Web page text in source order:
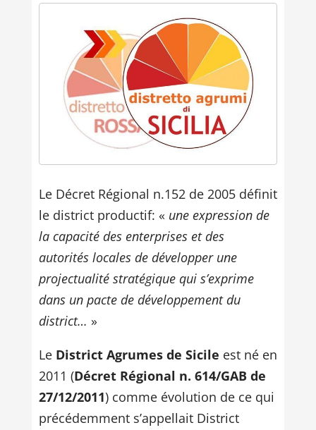
Le Décret Régional n.152 de 2005 définit
le district productif: « une expression de
la capacité des enterprises et des
autorités locales de développer une
projectualité stratégique qui s’exprime
dans un pacte de développement du
district… »
Le District Agrumes de Sicile est né en
2011 (Décret Régional n. 614/GAB de
27/12/2011) comme évolution de ce qui
précédemment s’appellait District